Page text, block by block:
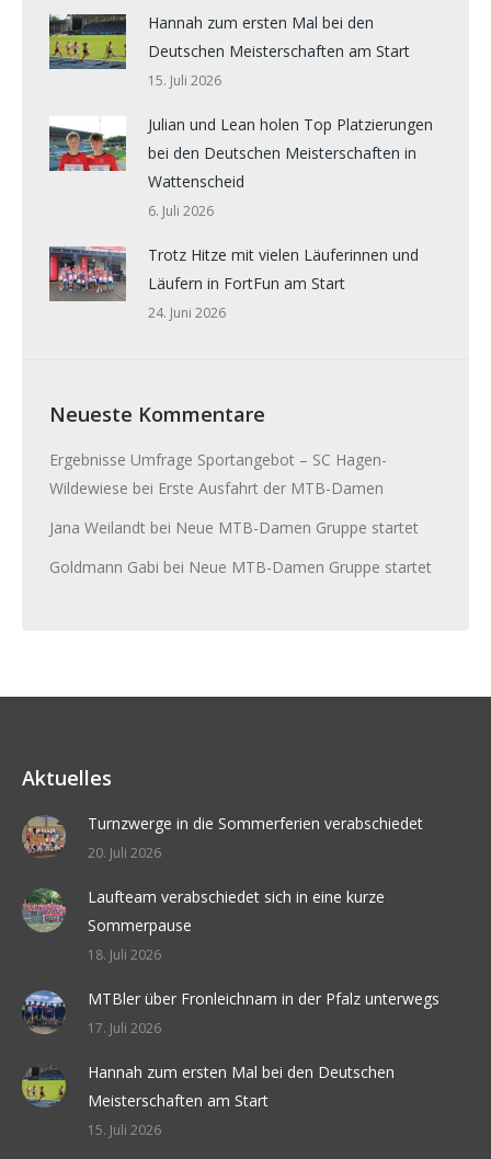
Hannah zum ersten Mal bei den
Deutschen Meisterschaften am Start
15. Juli 2026
Julian und Lean holen Top Platzierungen
bei den Deutschen Meisterschaften in
Wattenscheid
6. Juli 2026
Trotz Hitze mit vielen Läuferinnen und
Läufern in FortFun am Start
24. Juni 2026
Neueste Kommentare
Ergebnisse Umfrage Sportangebot – SC Hagen-
Wildewiese bei Erste Ausfahrt der MTB-Damen
Jana Weilandt bei Neue MTB-Damen Gruppe startet
Goldmann Gabi bei Neue MTB-Damen Gruppe startet
Aktuelles
Turnzwerge in die Sommerferien verabschiedet
20. Juli 2026
Laufteam verabschiedet sich in eine kurze
Sommerpause
18. Juli 2026
MTBler über Fronleichnam in der Pfalz unterwegs
17. Juli 2026
Hannah zum ersten Mal bei den Deutschen
Meisterschaften am Start
15. Juli 2026